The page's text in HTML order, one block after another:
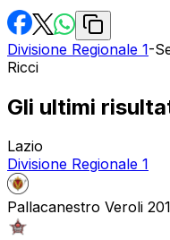
Divisione Regionale 1-
Ricci
Gli ultimi
Lazio
Divisione Regionale 1
Pallacanestro Veroli